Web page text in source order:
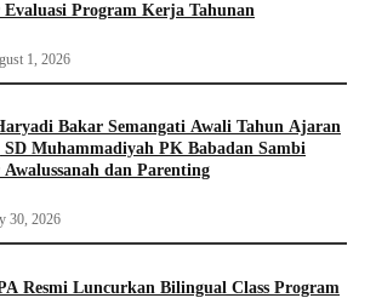
Evaluasi Program Kerja Tahunan
1, 2026
Bakar Semangati Awali Tahun Ajaran
SD Muhammadiyah PK Babadan Sambi
Awalussanah dan Parenting
30, 2026
Resmi Luncurkan Bilingual Class Program